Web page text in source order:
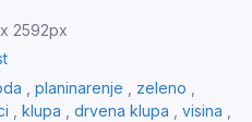
2592px
planinarenje zeleno
klupa drvena klupa visina